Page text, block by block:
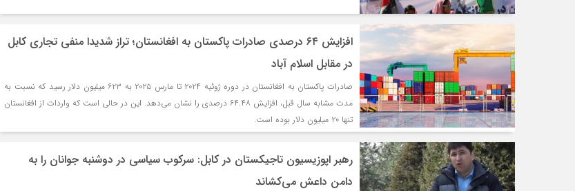
افزایش ۶۴ درصدی صادرات پاکستان به افغانستان؛ تراز شدیدا منفی تجاری کابل
در مقابل اسلام آباد
صادرات پاکستان به افغانستان در دوره ژوئیه ۲۰۲۴ تا مارس ۲۰۲۵ به ۶۲۳ میلیون دلار رسید که نسبت به
مدت مشابه سال قبل، افزایش ۶۴.۴۸ درصدی را نشان می‌دهد. این در حالی است که واردات از افغانستان
تنها ۲۰ میلیون دلار بوده است.
رهبر اپوزیسیون تاجیکستان در کابل: سرکوب سیاسی در دوشنبه جوانان را به
دامن داعش می‌کشاند